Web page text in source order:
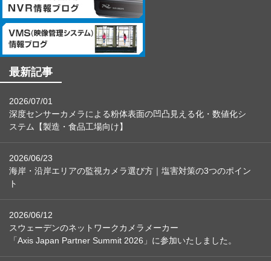
最新記事
2026/07/01
深度センサーカメラによる粉体表面の凹凸見える化・数値化シ
ステム【製造・食品工場向け】
2026/06/23
海岸・沿岸エリアの監視カメラ選び方｜塩害対策の3つのポイン
ト
2026/06/12
スウェーデンのネットワークカメラメーカー
「Axis Japan Partner Summit 2026」に参加いたしました。